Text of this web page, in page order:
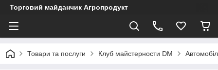
Торговий майданчик Агропродукт
Товари та послуги Клуб майстерности DM